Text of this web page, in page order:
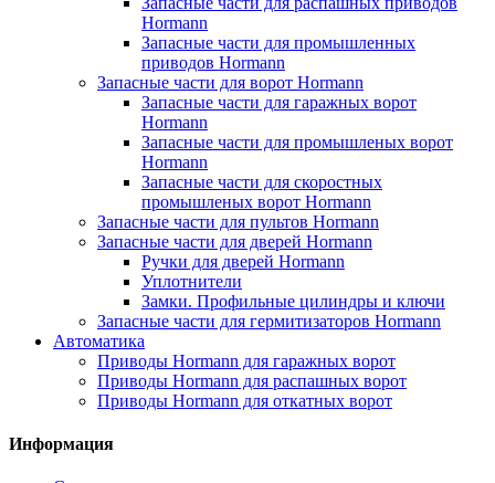
Hormann
Запасные части для промышленных
приводов Hormann
Запасные части для ворот Hormann
Запасные части для гаражных ворот
Hormann
Запасные части для промышленых ворот
Hormann
Запасные части для скоростных
промышленых ворот Hormann
Запасные части для пультов Hormann
Запасные части для дверей Hormann
Ручки для дверей Hormann
Уплотнители
Замки. Профильные цилиндры и ключи
Запасные части для гермитизаторов Hormann
Автоматика
Приводы Hormann для гаражных ворот
Приводы Hormann для распашных ворот
Приводы Hormann для откатных ворот
Информация